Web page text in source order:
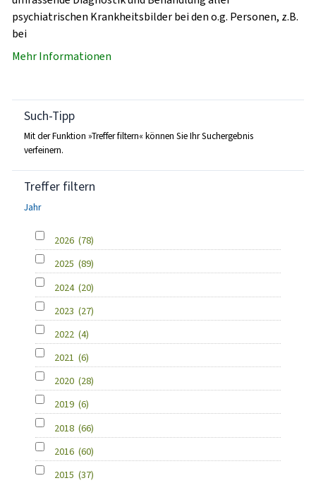
psychiatrischen Krankheitsbilder bei den o.g. Personen, z.B.
bei
Mehr Informationen
Such-Tipp
Mit der Funktion »Treffer filtern« können Sie Ihr Suchergebnis
verfeinern.
Treffer filtern
Jahr
2026 (78)
2025 (89)
2024 (20)
2023 (27)
2022 (4)
2021 (6)
2020 (28)
2019 (6)
2018 (66)
2016 (60)
2015 (37)